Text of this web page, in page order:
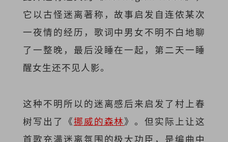
它以古怪迷离著称，故事启发自连侬某次
一夜情的经历，歌词中男女不明不白地聊
了一整晚，最后没睡在一起，第二天一睡
醒女生还不见人影。
这种不明所以的迷离感后来启发了村上春
树写出了《挪威的森林》。但实际上让这
首歌充满迷离氛围的极大功臣，是编曲中